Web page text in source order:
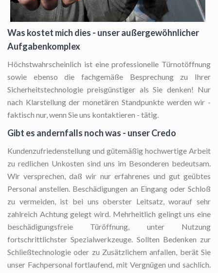
Was kostet mich dies - unser außergewöhnlicher
Aufgabenkomplex
Höchstwahrscheinlich ist eine professionelle Türnotöffnung
sowie ebenso die fachgemäße Besprechung zu Ihrer
Sicherheitstechnologie preisgünstiger als Sie denken! Nur
nach Klarstellung der monetären Standpunkte werden wir -
faktisch nur, wenn Sie uns kontaktieren - tätig.
Gibt es andernfalls noch was - unser Credo
Kundenzufriedenstellung und gütemäßig hochwertige Arbeit
zu redlichen Unkosten sind uns im Besonderen bedeutsam.
Wir versprechen, daß wir nur erfahrenes und gut geübtes
Personal anstellen. Beschädigungen an Eingang oder Schloß
zu vermeiden, ist bei uns oberster Leitsatz, worauf sehr
zahlreich Achtung gelegt wird. Mehrheitlich gelingt uns eine
beschädigungsfreie Türöffnung, unter Nutzung
fortschrittlichster Spezialwerkzeuge. Sollten Bedenken zur
Schließtechnologie oder zu Zusätzlichem anfallen, berät Sie
unser Fachpersonal fortlaufend, mit Vergnügen und sachlich.